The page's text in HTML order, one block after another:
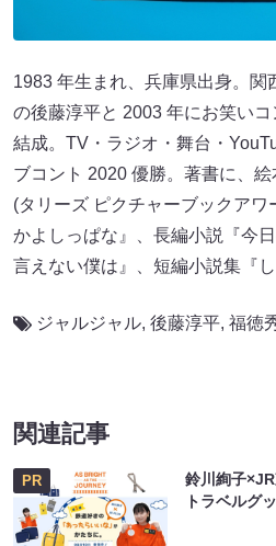
1983 年生まれ、兵庫県出身。関
の後藤淳平と 2003 年にお笑い
結成。TV・ラジオ・舞台・
ブコント 2020 優勝。著書に、絵
(タリーズ ピクチャーブックアワ
かよしっぱな』、長編小説『今
言えない僕は』、短編小説集『
ジャルジャル, 後藤淳平, 福徳
関連記事
PR
鈴川絢子
トラベルグ